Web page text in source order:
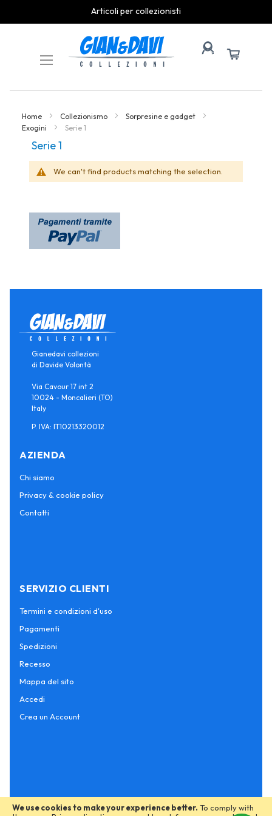
Articoli per collezionisti
We use cookies to make your experience better. To comply with
Content
Home Collezionismo
Sorpresine e gadget
Exogini
Serie 1
Serie 1
We can't find products matching the selection.
Gianedavi collezioni
di Davide Volontà
Via Cavour 17 int 2
10024 - Moncalieri (TO)
Italy
P. IVA: IT10213320012
AZIENDA
Chi siamo
Privacy & cookie policy
Contatti
SERVIZIO CLIENTI
Termini e condizioni d'uso
Pagamenti
Spedizioni
Recesso
Mappa del sito
Accedi
Crea un Account